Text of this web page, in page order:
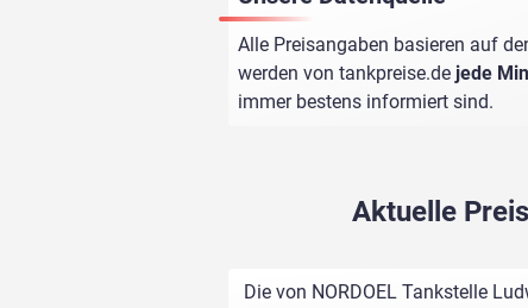
Alle Preisangaben basieren auf
werden von tankpreise.de jede
immer bestens informiert sind.
Aktuelle
Die von NORDOEL Tankstelle